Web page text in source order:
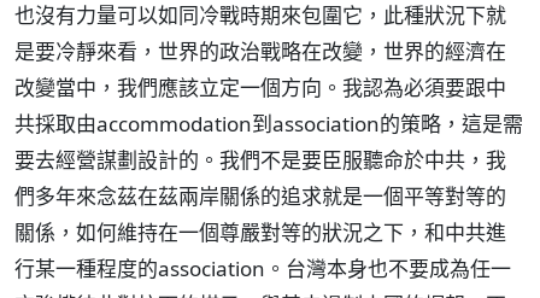
也沒有力量可以如同冷戰時期來包圍它，此種狀況下就
是要冷靜來看，世界的政治戰略在改變，世界的經濟在
改變當中，我們應該立定一個方向。我認為必須要跟中
共採取由accommodation到association的策略，這是需
要去經營謀劃設計的。我們不是要臣服聽命於中共，我
們多年來念茲在茲兩岸關係的追求就是一個平等對等的
關係，如何維持在一個尊嚴對等的狀況之下，和中共進
行某一種程度的association。台灣本身也不要成為任一